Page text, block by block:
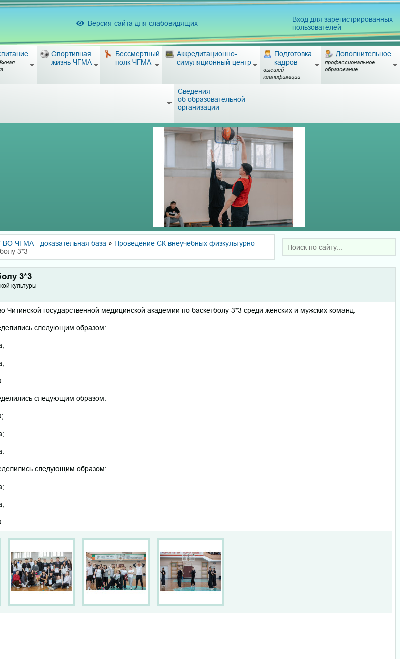
Версия сайта для слабовидящих
Вход для зарегистрированных
пользователей
Спортивная
жизнь ЧГМА
Бессмертный
полк ЧГМА
Аккредитационно-
симуляционный центр
Подготовка
кадров
высшей
квалификации
Дополнительное
профессиональное
образование
Сведения
об образовательной
организации
ЧГМА - доказательная база » Проведение СК внеучебных физкультурно-
3*3
3*3
культуры
Читинской государственной медицинской академии по баскетболу 3*3 среди женских и мужских команд.
следующим образом:
следующим образом:
следующим образом: